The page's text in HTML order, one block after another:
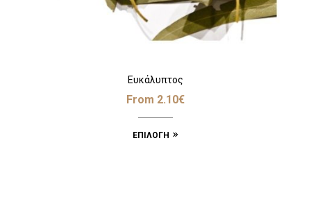
Ευκάλυπτος
From 2.10€
ΕΠΙΛΟΓΉ